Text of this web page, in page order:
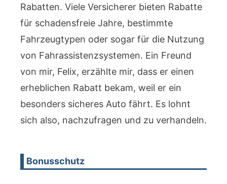
Rabatten. Viele Versicherer bieten Rabatte
für schadensfreie Jahre, bestimmte
Fahrzeugtypen oder sogar für die Nutzung
von Fahrassistenzsystemen. Ein Freund
von mir, Felix, erzählte mir, dass er einen
erheblichen Rabatt bekam, weil er ein
besonders sicheres Auto fährt. Es lohnt
sich also, nachzufragen und zu verhandeln.
Bonusschutz